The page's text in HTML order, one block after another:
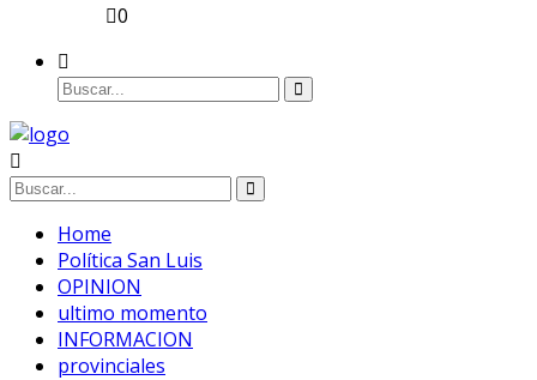
0
Home
Política San Luis
OPINION
ultimo momento
INFORMACION
provinciales